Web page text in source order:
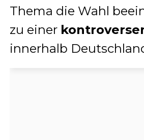
Thema die Wahl
zu einer
innerhalb